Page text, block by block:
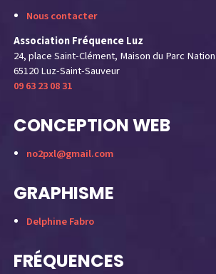
Nous contacter
Association Fréquence Luz
24, place Saint-Clément, Maison du Parc
65120 Luz-Saint-Sauveur
09 63 23 08 31
CONCEPTION WEB
no2pxl@gmail.com
GRAPHISME
Delphine Fabro
FRÉQUENCES